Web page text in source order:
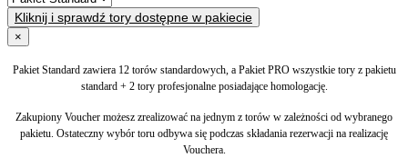
Kliknij i sprawdź tory dostępne w pakiecie
×
Pakiet Standard zawiera 12 torów standardowych, a Pakiet PRO wszystkie tory z pakietu
standard + 2 tory profesjonalne posiadające homologację.
Zakupiony Voucher możesz zrealizować na jednym z torów w zależności od wybranego
pakietu. Ostateczny wybór toru odbywa się podczas składania rezerwacji na realizację
Vouchera.